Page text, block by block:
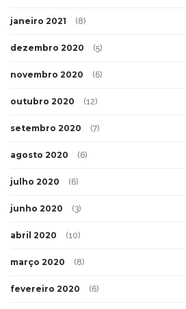
janeiro 2021 (8)
dezembro 2020 (5)
novembro 2020 (6)
outubro 2020 (12)
setembro 2020 (7)
agosto 2020 (6)
julho 2020 (6)
junho 2020 (3)
abril 2020 (10)
março 2020 (8)
fevereiro 2020 (6)